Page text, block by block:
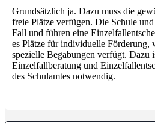
Grundsätzlich ja. Dazu muss die
freie Plätze verfügen. Die Schule
Fall und führen eine
es Plätze für individuelle Förderung,
spezielle Begabungen verfügt. Dazu
Einzelfallberatung und
des Schulamtes notwendig.